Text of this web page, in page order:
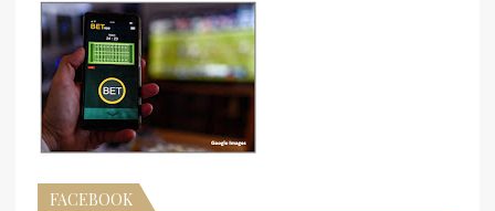
FACEBOOK